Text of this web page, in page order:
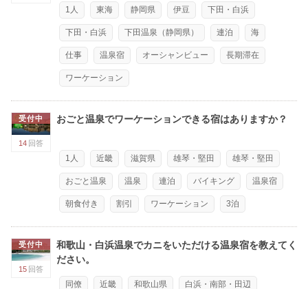
1人 東海 静岡県 伊豆 下田・白浜
下田・白浜 下田温泉（静岡県） 連泊 海
仕事 温泉宿 オーシャンビュー 長期滞在
ワーケーション
受付中
14 回答
おごと温泉でワーケーションできる宿はありますか？
1人 近畿 滋賀県 雄琴・堅田 雄琴・堅田
おごと温泉 温泉 連泊 バイキング 温泉宿
朝食付き 割引 ワーケーション 3泊
受付中
15 回答
和歌山・白浜温泉でカニをいただける温泉宿を教えてく
ださい。
同僚 近畿 和歌山県 白浜・南部・田辺